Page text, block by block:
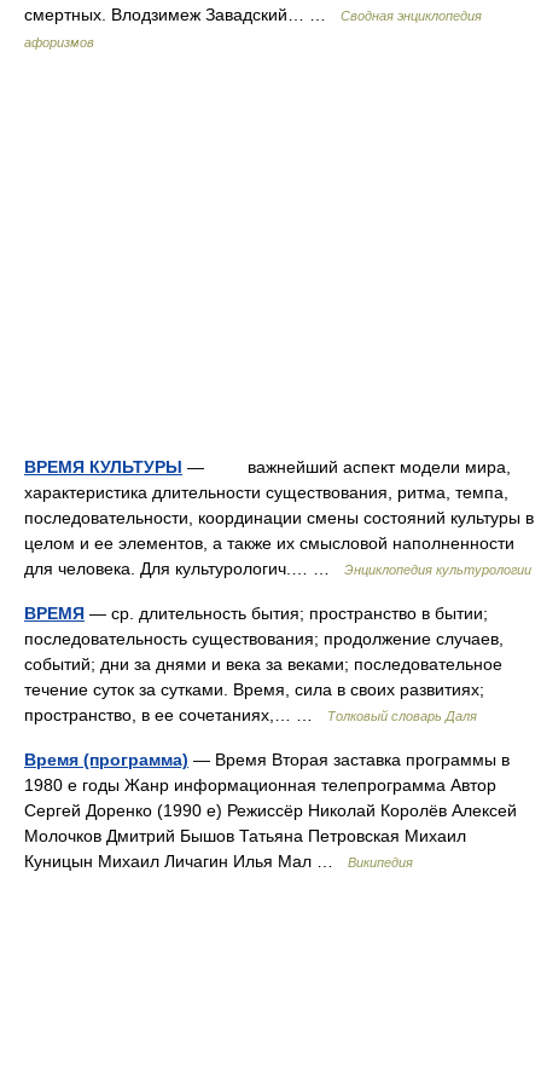
смертных. Влодзимеж Завадский… …
Сводная энциклопедия
афоризмов
ВРЕМЯ КУЛЬТУРЫ — важнейший аспект модели мира,
характеристика длительности существования, ритма, темпа,
последовательности, координации смены состояний культуры в
целом и ее элементов, а также их смысловой наполненности
для человека. Для культурологич.… …
Энциклопедия культурологии
ВРЕМЯ — ср. длительность бытия; пространство в бытии;
последовательность существования; продолжение случаев,
событий; дни за днями и века за веками; последовательное
течение суток за сутками. Время, сила в своих развитиях;
пространство, в ее сочетаниях,… …
Толковый словарь Даля
Время (программа) — Время Вторая заставка программы в
1980 е годы Жанр информационная телепрограмма Автор
Сергей Доренко (1990 е) Режиссёр Николай Королёв Алексей
Молочков Дмитрий Бышов Татьяна Петровская Михаил
Куницын Михаил Личагин Илья Мал …
Википедия